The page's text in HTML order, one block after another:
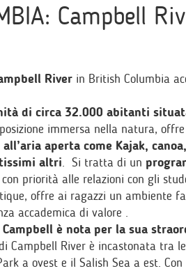
Campbell
River in British Columbia
di circa 32.000 abitanti
immersa nella natura,
aperta come Kajak,
altri. Si tratta di un
con priorità alle relazioni con gli
offre ai ragazzi un ambiente
accademica di valore .
è nota per la sua
Campbell River è incastonata tra
a ovest e il Salish Sea a est.